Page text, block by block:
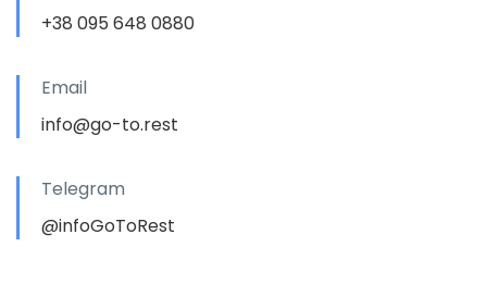
+38 095 648 0880
Email
info@go-to.rest
Telegram
@infoGoToRest